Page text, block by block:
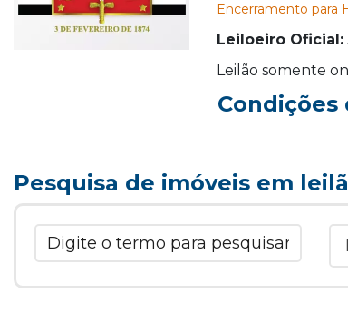
Encerramento para
Leiloeiro Oficial:
Leilão somente
Condições
Pesquisa de imóveis em